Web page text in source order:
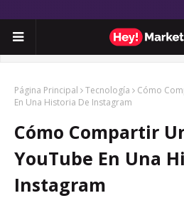
Página Principal Tecnología
Cómo
En Una Historia De Instagram
Cómo Compartir
YouTube En Una
Instagram